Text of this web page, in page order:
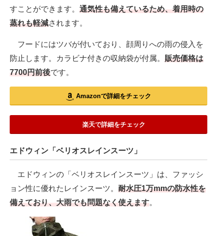
すことができます。 通気性も備えているため、着用時の
蒸れも軽減されます。
フードにはツバが付いており、顔周りへの雨の侵入を
防止します。カラビナ付きの収納袋が付属。 販売価格は
7700円前後です。
Amazonで詳細をチェック
楽天で詳細をチェック
エドウィン「ベリオスレインスーツ」
エドウィンの「ベリオスレインスーツ」は、ファッシ
ョン性に優れたレインスーツ。 耐水圧1万mmの防水性を
備えており、大雨でも問題なく使えます。